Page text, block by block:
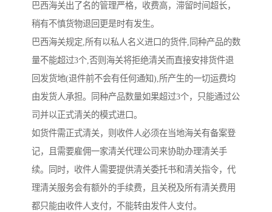
巴西海关出了名的管理严格，收费高，滞留时间超长，
稍有不慎货物退回更是时有发生。
巴西海关规定,所有以私人名义进口的货件,同种产品的数
量不能超过3个,否则海关将拒绝清关而直接安排货件退
回发货地(退件前不会有任何通知),所产生的一切运费均
由发货人承担。同种产品数量如果超过3个，只能通过公
司并以正式清关的模式进口。
如货件需正式清关，则收件人必须在当地海关有备案登
记，且需要雇佣一家清关代理公司来协助办理清关手
续。同时，收件人需要提供清关委托书和清关指令，代
理清关服务会有额外的手续费，且关税及所有清关费用
都只能由收件人支付，不能转由发件人支付。